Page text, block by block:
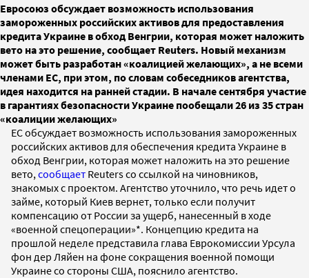
Евросоюз обсуждает возможность использования
замороженных российских активов для предоставления
кредита Украине в обход Венгрии, которая может наложить
вето на это решение, сообщает Reuters. Новый механизм
может быть разработан «коалицией желающих», а не всеми
членами ЕС, при этом, по словам собеседников агентства,
идея находится на ранней стадии. В начале сентября участие
в гарантиях безопасности Украине пообещали 26 из 35 стран
«коалиции желающих»
ЕС обсуждает возможность использования замороженных
российских активов для обеспечения кредита Украине в
обход Венгрии, которая может наложить на это решение
вето, сообщает Reuters cо ссылкой на чиновников,
знакомых с проектом. Агентство уточнило, что речь идет о
займе, который Киев вернет, только если получит
компенсацию от России за ущерб, нанесенный в ходе
«военной спецоперации»*. Концепцию кредита на
прошлой неделе представила глава Еврокомиссии Урсула
фон дер Ляйен на фоне сокращения военной помощи
Украине со стороны США, пояснило агентство.